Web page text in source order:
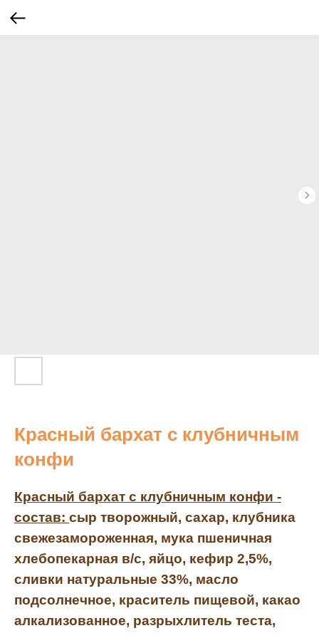
Красный бархат с клубничным
конфи
Красный бархат с клубничным конфи -
состав: сыр творожный, сахар, клубника
свежезамороженная, мука пшеничная
хлебопекарная в/с, яйцо, кефир 2,5%,
сливки натуральные 33%, масло
подсолнечное, краситель пищевой, какао
алкализованное, разрыхлитель теста,